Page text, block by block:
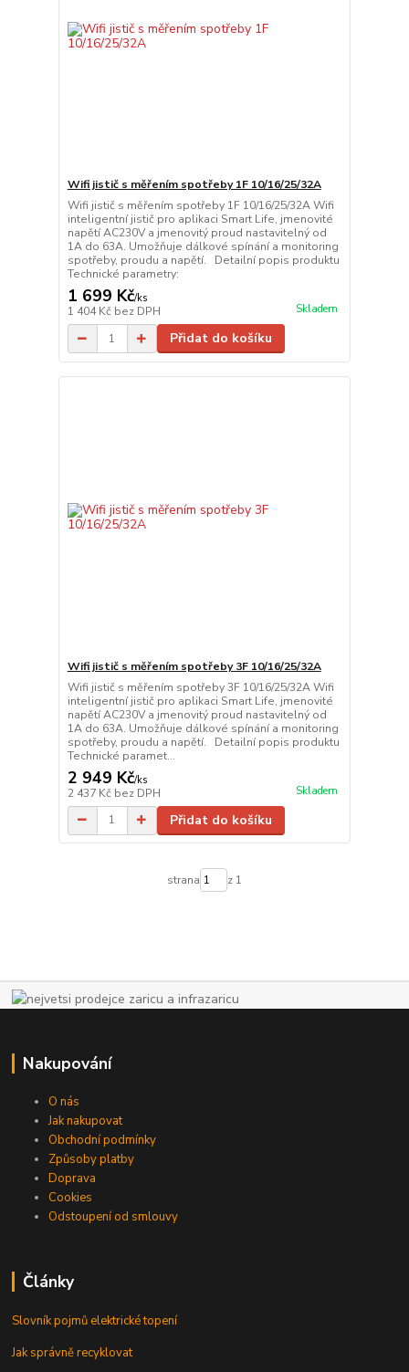
Wifi jistič s měřením spotřeby 1F 10/16/25/32A
Wifi jistič s měřením spotřeby 1F 10/16/25/32A Wifi
inteligentní jistič pro aplikaci Smart Life, jmenovité
napětí AC230V a jmenovitý proud nastavitelný od
1A do 63A. Umožňuje dálkové spínání a monitoring
spotřeby, proudu a napětí. Detailní popis produktu
Technické parametry:
1 699 Kč/ks
1 404 Kč bez DPH Skladem
Přidat do košíku
Wifi jistič s měřením spotřeby 3F 10/16/25/32A
Wifi jistič s měřením spotřeby 3F 10/16/25/32A Wifi
inteligentní jistič pro aplikaci Smart Life, jmenovité
napětí AC230V a jmenovitý proud nastavitelný od
1A do 63A. Umožňuje dálkové spínání a monitoring
spotřeby, proudu a napětí. Detailní popis produktu
Technické paramet...
2 949 Kč/ks
2 437 Kč bez DPH Skladem
Přidat do košíku
strana z 1
Nakupování
O nás
Jak nakupovat
Obchodní podmínky
Způsoby platby
Doprava
Cookies
Odstoupení od smlouvy
Články
Slovník pojmů elektrické topení
Jak správně recyklovat